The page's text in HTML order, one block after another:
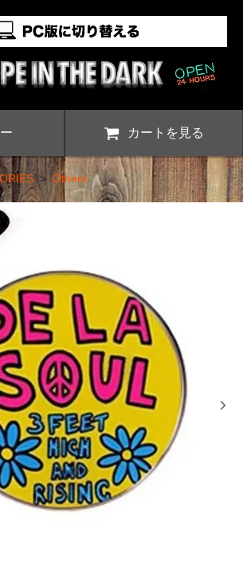
カートを見る
>Others